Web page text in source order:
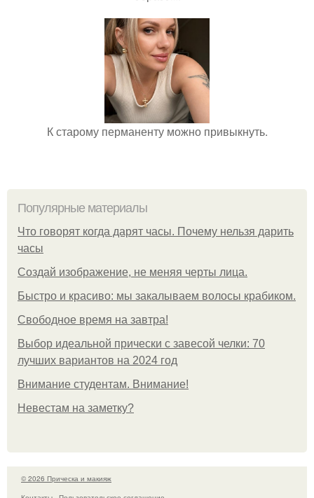
К старому перманенту можно привыкнуть.
Популярные материалы
Что говорят когда дарят часы. Почему нельзя дарить
часы
Создай изображение, не меняя черты лица.
Быстро и красиво: мы закалываем волосы крабиком.
Свободное время на завтра!
Выбор идеальной прически с завесой челки: 70
лучших вариантов на 2024 год
Внимание студентам. Внимание!
Невестам на заметку?
© 2026 Прическа и макияж